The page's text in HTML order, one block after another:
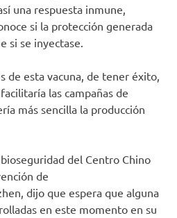
una respuesta inmune,
si la protección generada
si se inyectase.
de esta vacuna, de tener éxito,
las campañas de
más sencilla la producción
del Centro Chino
de
dijo que espera que alguna
en este momento en su